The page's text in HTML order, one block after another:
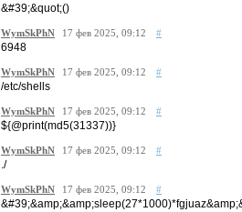
&#39;&quot;()
WymSkPhN 17 фев 2025, 09:12 #
6948
WymSkPhN 17 фев 2025, 09:12 #
/etc/shells
WymSkPhN 17 фев 2025, 09:12 #
${@print(md5(31337))}
WymSkPhN 17 фев 2025, 09:12 #
./
WymSkPhN 17 фев 2025, 09:12 #